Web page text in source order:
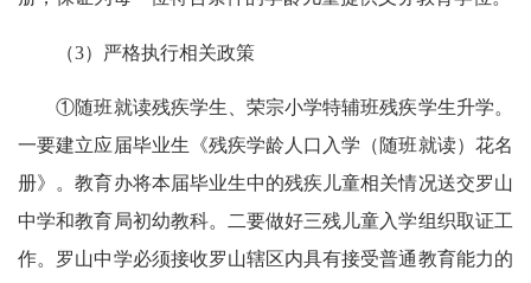
（3）严格执行相关政策
①随班就读残疾学生、荣宗小学特辅班残疾学生升学。
一要建立应届毕业生《残疾学龄人口入学（随班就读）花名
册》。教育办将本届毕业生中的残疾儿童相关情况送交罗山
中学和教育局初幼教科。二要做好三残儿童入学组织取证工
作。罗山中学必须接收罗山辖区内具有接受普通教育能力的